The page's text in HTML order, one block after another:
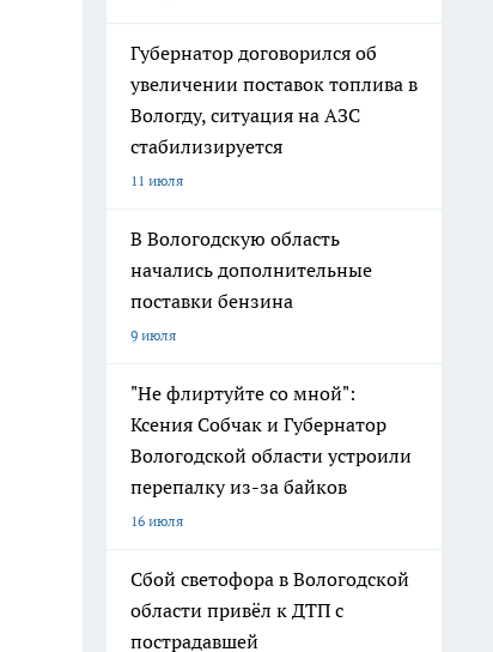
Губернатор договорился об
увеличении поставок топлива в
Вологду, ситуация на АЗС
стабилизируется
11 июля
В Вологодскую область
начались дополнительные
поставки бензина
9 июля
"Не флиртуйте со мной":
Ксения Собчак и Губернатор
Вологодской области устроили
перепалку из-за байков
16 июля
Сбой светофора в Вологодской
области привёл к ДТП с
пострадавшей